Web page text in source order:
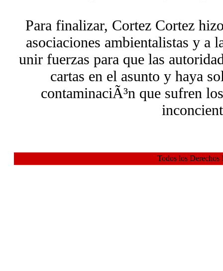
Para finalizar, Cortez Cortez
asociaciones ambientalistas y a
unir fuerzas para que las
cartas en el asunto y haya
contaminaciÃ³n que sufren
Todos los Derechos